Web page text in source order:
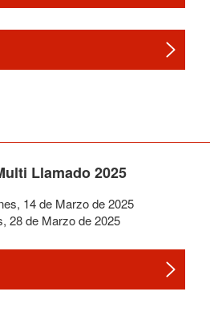
Llamado 2025
, 14de Marzode2025
, 28de Marzode2025